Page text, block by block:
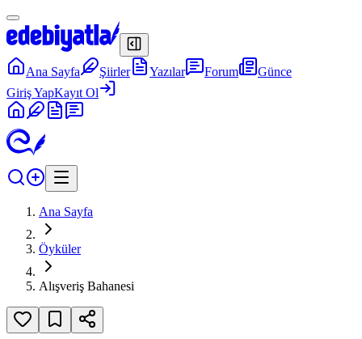
Ana Sayfa Şiirler Yazılar Forum
Günce
Giriş YapKayıt Ol
Ana Sayfa
Öyküler
Alışveriş Bahanesi